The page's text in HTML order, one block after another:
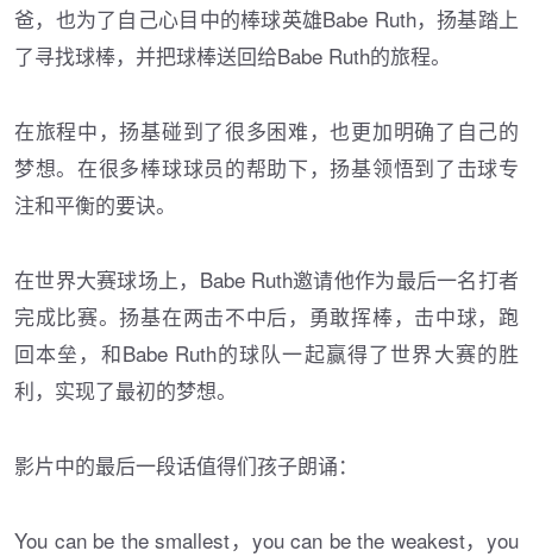
爸，也为了自己心目中的棒球英雄Babe Ruth，扬基踏上
了寻找球棒，并把球棒送回给Babe Ruth的旅程。
在旅程中，扬基碰到了很多困难，也更加明确了自己的
梦想。在很多棒球球员的帮助下，扬基领悟到了击球专
注和平衡的要诀。
在世界大赛球场上，Babe Ruth邀请他作为最后一名打者
完成比赛。扬基在两击不中后，勇敢挥棒，击中球，跑
回本垒，和Babe Ruth的球队一起赢得了世界大赛的胜
利，实现了最初的梦想。
影片中的最后一段话值得们孩子朗诵：
You can be the smallest，you can be the weakest，you